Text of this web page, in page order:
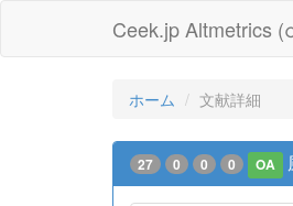
Ceek.jp Altmetrics
ホーム 文献詳細
27 0 0 0 OA